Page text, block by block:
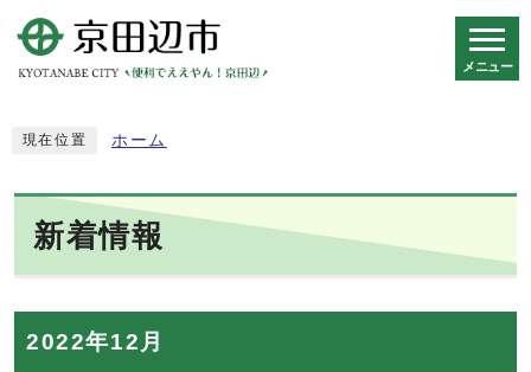
メニュー
現在位置 ホーム
新着情報
2022年12月